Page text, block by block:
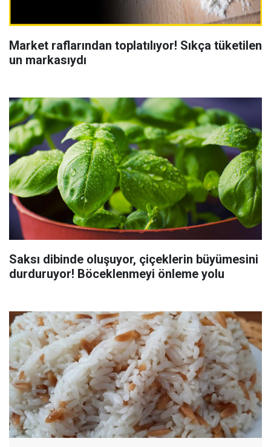
Market raflarından toplatılıyor! Sıkça tüketilen
un markasıydı
Saksı dibinde oluşuyor, çiçeklerin büyümesini
durduruyor! Böceklenmeyi önleme yolu